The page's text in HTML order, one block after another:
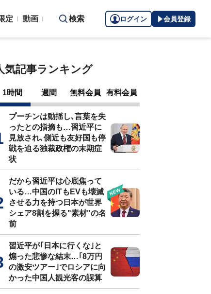
定 動画 検索 ログイン 会員登録
気記事ランキング
1時間 週間 無料会員 有料会員
プーチンは動揺し､言葉を失
ったとの指摘も…習近平に
見放され､側近も友好国も停
戦を迫る独裁政権の末期症
状
だから習近平は心底焦って
いる…中国のITもEVも壊滅
させる力を持つ日本が世界
シェア8割を握る"素材"の名
前
習近平が｢日本に行くな｣と
煽った悲惨な結末…｢8万円
の激安ツアー｣でロシアに向
かった中国人観光客の誤算